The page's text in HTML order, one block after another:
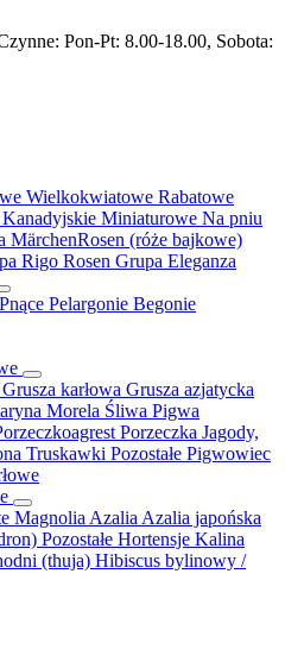
Pon-Pt: 8.00-18.00, Sobota:
Wielkokwiatowe Rabatowe
Kanadyjskie Miniaturowe Na pniu
MärchenRosen (róże bajkowe)
Rigo Rosen Grupa Eleganza
Pnące Pelargonie Begonie
Grusza karłowa Grusza azjatycka
Morela Śliwa Pigwa
Porzeczka Jagody,
Truskawki Pozostałe Pigwowiec
Magnolia Azalia Azalia japońska
Pozostałe Hortensje Kalina
(thuja) Hibiscus bylinowy /